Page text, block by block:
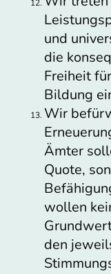
und
die
Freiheit
Bildung
Wir
Ämter
Quote,
wollen
den